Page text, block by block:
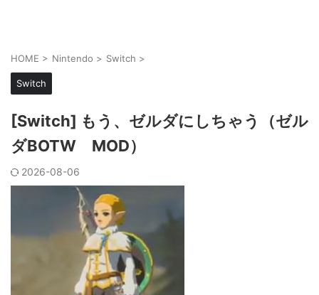
HOME > Nintendo > Switch >
Switch
[Switch] もう、ゼルダにしちゃう（ゼル
ダBOTW MOD）
2026-08-06